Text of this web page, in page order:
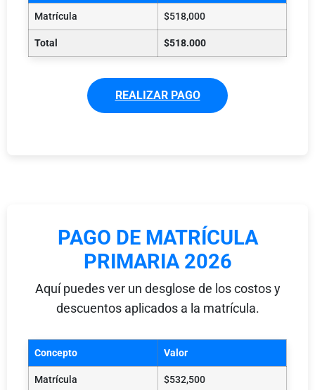
Matrícula $518,000
Total $518.000
REALIZAR PAGO
PAGO DE MATRÍCULA
PRIMARIA 2026
Aquí puedes ver un desglose de los costos y
descuentos aplicados a la matrícula.
Concepto Valor
Matrícula $532,500